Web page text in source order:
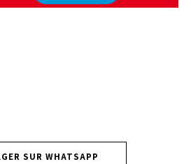
SUR WHATSAPP